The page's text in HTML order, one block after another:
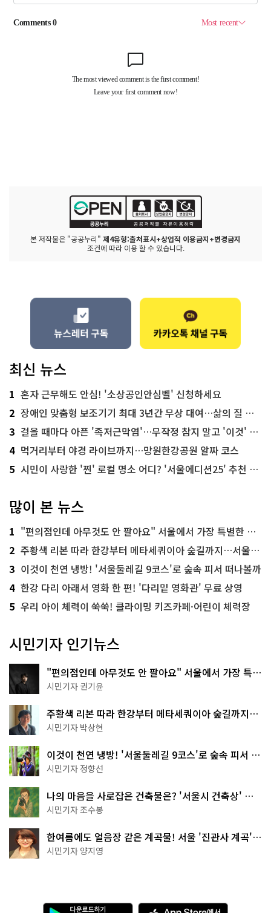
본 저작물은 "공공누리" 제4유형:출처표시+상업적 이용금지+변경금지
조건에 따라 이용 할 수 있습니다.
최신 뉴스
1 혼자 근무해도 안심! '소상공인안심벨' 신청하세요
2 장애인 맞춤형 보조기기 최대 3년간 무상 대여…삶의 질 높인다
3 걸을 때마다 아픈 '족저근막염'…무작정 참지 말고 '이것' 해보세요!
4 먹거리부터 야경 라이브까지…망원한강공원 알짜 코스
5 시민이 사랑한 '찐' 로컬 명소 어디? '서울에디션25' 추천 코스
많이 본 뉴스
1 "편의점인데 아무것도 안 팔아요" 서울에서 가장 특별한 편의점의 정체
2 주황색 리본 따라 한강부터 메타세쿼이아 숲길까지…서울둘레길 15코스
3 이것이 천연 냉방! '서울둘레길 9코스'로 숲속 피서 떠나볼까
4 한강 다리 아래서 영화 한 편! '다리밑 영화관' 무료 상영
5 우리 아이 체력이 쑥쑥! 클라이밍 키즈카페·어린이 체력장
시민기자 인기뉴스
"편의점인데 아무것도 안 팔아요" 서울에서 가장 특별
한 편의점의 정체
시민기자 권기윤
주황색 리본 따라 한강부터 메타세쿼이아 숲길까지…
서울둘레길 15코스
시민기자 박상현
이것이 천연 냉방! '서울둘레길 9코스'로 숲속 피서 떠
나볼까
시민기자 정향선
나의 마음을 사로잡은 건축물은? '서울시 건축상' 수
상작 공개!
시민기자 조수봉
한여름에도 얼음장 같은 계곡물! 서울 '진관사 계곡'이
천국이네~
시민기자 양지영
다 A